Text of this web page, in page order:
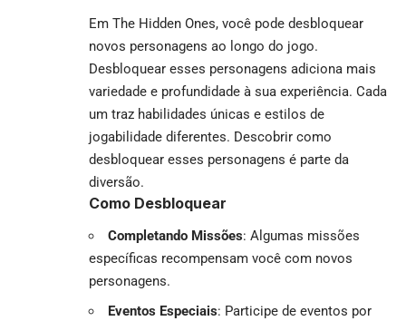
Em The Hidden Ones, você pode desbloquear
novos personagens ao longo do jogo.
Desbloquear esses personagens adiciona mais
variedade e profundidade à sua experiência. Cada
um traz habilidades únicas e estilos de
jogabilidade diferentes. Descobrir como
desbloquear esses personagens é parte da
diversão.
Como Desbloquear
Completando Missões: Algumas missões
específicas recompensam você com novos
personagens.
Eventos Especiais: Participe de eventos por